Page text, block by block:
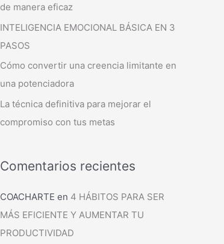
de manera eficaz
INTELIGENCIA EMOCIONAL BÁSICA EN 3
PASOS
Cómo convertir una creencia limitante en
una potenciadora
La técnica definitiva para mejorar el
compromiso con tus metas
Comentarios recientes
COACHARTE en 4 HÁBITOS PARA SER
MÁS EFICIENTE Y AUMENTAR TU
PRODUCTIVIDAD